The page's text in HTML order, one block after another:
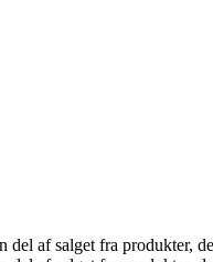
af salget fra produkter,